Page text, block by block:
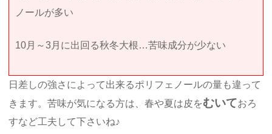
ノールが多い
10月～3月に出回る秋冬大根…苦味成分が少ない
日差しの強さによって出来るポリフェノールの量も違って
きます。苦味が気になる方は、春や夏は皮をむいておろ
すなど工夫して下さいね♪